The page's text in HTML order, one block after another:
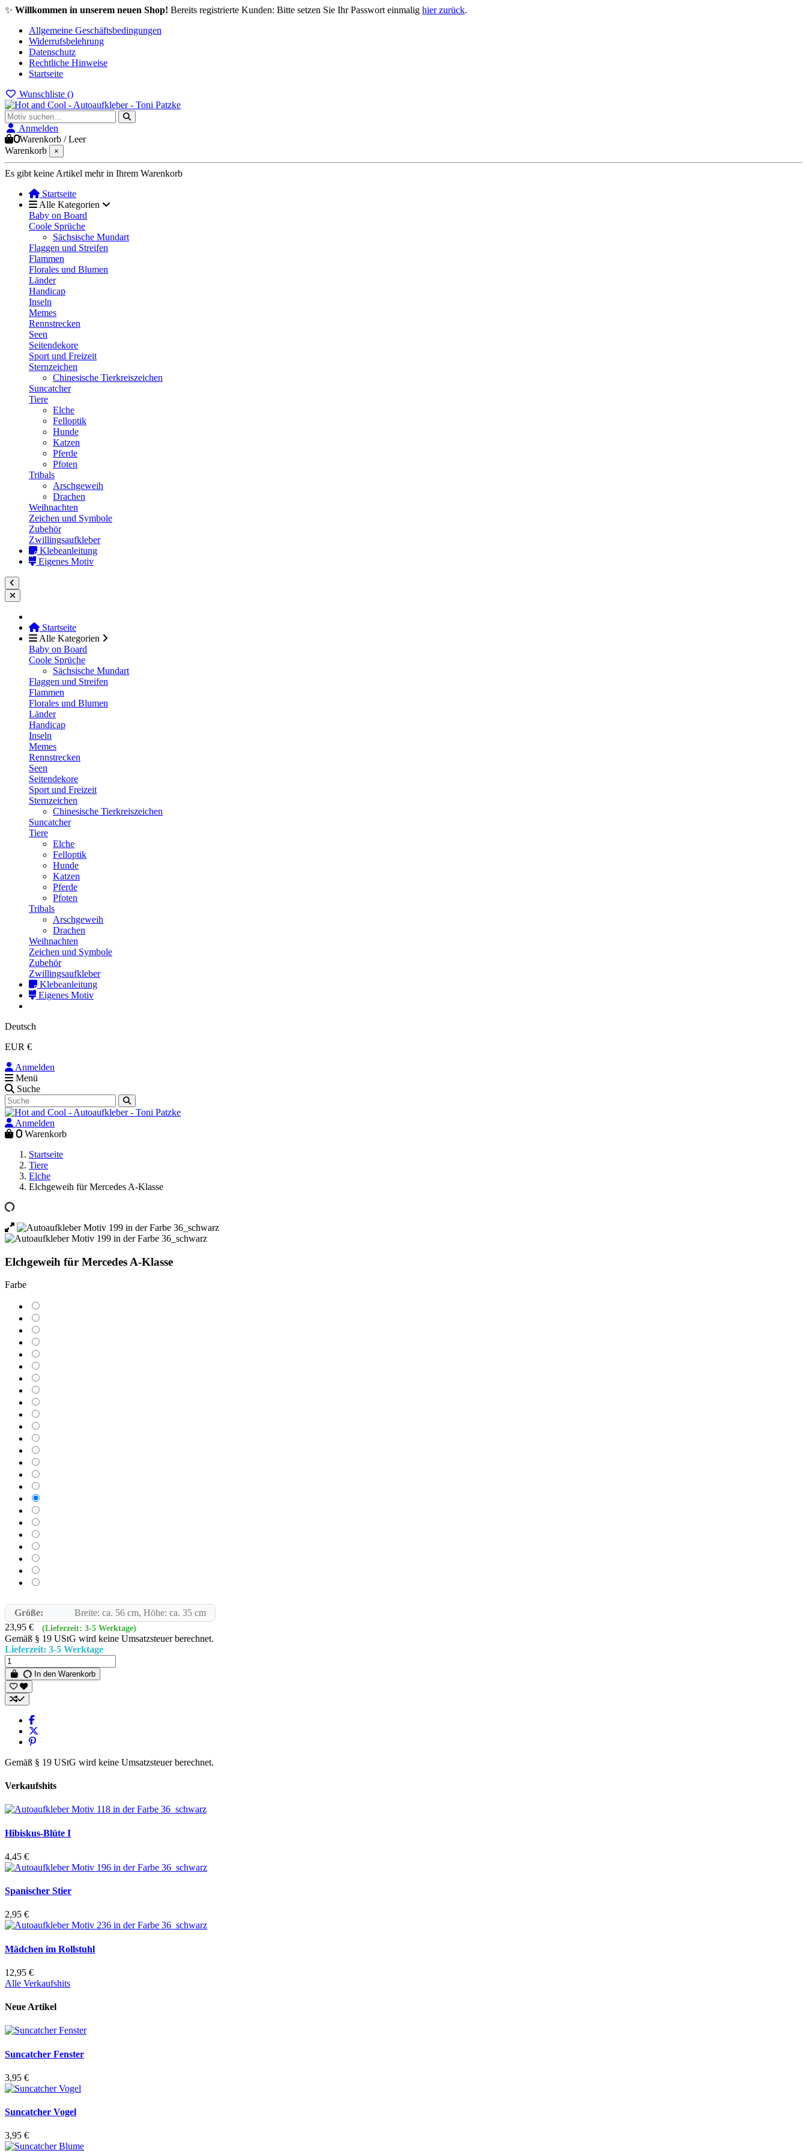
✨ Willkommen in unserem neuen Shop! Bereits registrierte Kunden: Bitte setzen Sie Ihr Passwort einmalig hier zurück.
Allgemeine Geschäftsbedingungen
Widerrufsbelehrung
Datenschutz
Rechtliche Hinweise
Startseite
Wunschliste ()
Anmelden
0Warenkorb /Leer
Warenkorb
×
Es gibt keine Artikel mehr in Ihrem Warenkorb
Startseite
Alle Kategorien
Baby on Board
Coole Sprüche
Sächsische Mundart
Flaggen und Streifen
Flammen
Florales und Blumen
Länder
Handicap
Inseln
Memes
Rennstrecken
Seen
Seitendekore
Sport und Freizeit
Sternzeichen
Chinesische Tierkreiszeichen
Suncatcher
Tiere
Elche
Felloptik
Hunde
Katzen
Pferde
Pfoten
Tribals
Arschgeweih
Drachen
Weihnachten
Zeichen und Symbole
Zubehör
Zwillingsaufkleber
Klebeanleitung
Eigenes Motiv
Startseite
Alle Kategorien
Baby on Board
Coole Sprüche
Sächsische Mundart
Flaggen und Streifen
Flammen
Florales und Blumen
Länder
Handicap
Inseln
Memes
Rennstrecken
Seen
Seitendekore
Sport und Freizeit
Sternzeichen
Chinesische Tierkreiszeichen
Suncatcher
Tiere
Elche
Felloptik
Hunde
Katzen
Pferde
Pfoten
Tribals
Arschgeweih
Drachen
Weihnachten
Zeichen und Symbole
Zubehör
Zwillingsaufkleber
Klebeanleitung
Eigenes Motiv
Deutsch
EUR €
Anmelden
Menü
Suche
Anmelden
0 Warenkorb
Startseite
Tiere
Elche
Elchgeweih für Mercedes A-Klasse
Elchgeweih für Mercedes A-Klasse
Farbe
Größe:
Breite: ca. 56 cm, Höhe: ca. 35 cm
23,95 €
(Lieferzeit: 3-5 Werktage)
Gemäß § 19 UStG wird keine Umsatzsteuer berechnet.
Lieferzeit: 3-5 Werktage
In den Warenkorb
Gemäß § 19 UStG wird keine Umsatzsteuer berechnet.
Verkaufshits
Hibiskus-Blüte I
4,45 €
Spanischer Stier
2,95 €
Mädchen im Rollstuhl
12,95 €
Alle Verkaufshits
Neue Artikel
Suncatcher Fenster
3,95 €
Suncatcher Vogel
3,95 €